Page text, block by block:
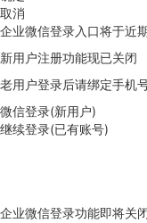
取消
企业微信登录入口将于近
新用户注册功能现已关闭
老用户登录后请绑定手机
微信登录(新用户)
继续登录(已有账号)
企业微信登录功能即将关